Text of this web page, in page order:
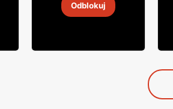
19 sie 2026
Odblokuj